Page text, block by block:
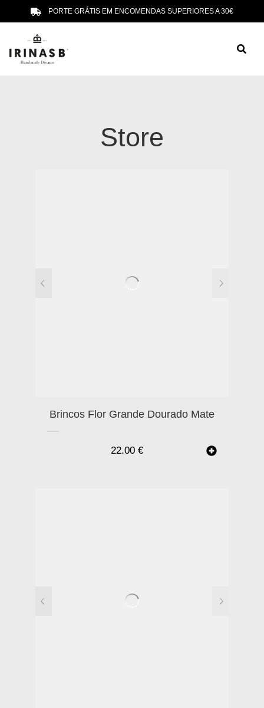
PORTE GRÁTIS EM ENCOMENDAS SUPERIORES A 30€
Store
Brincos Flor Grande Dourado Mate
22.00 €